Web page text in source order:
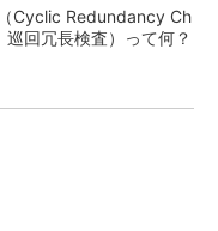
Cyclic Redundancy Ch
巡回冗長検査）って何？